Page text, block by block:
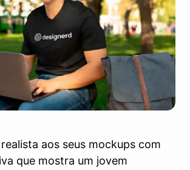
aos seus mockups com
que mostra um jovem